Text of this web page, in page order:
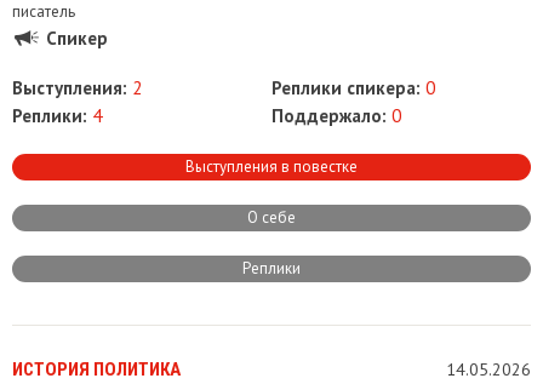
писатель
Спикер
Выступления: 2 Реплики спикера: 0
Реплики: 4 Поддержало: 0
Выступления в повестке
О себе
Реплики
ИСТОРИЯ ПОЛИТИКА 14.05.2026